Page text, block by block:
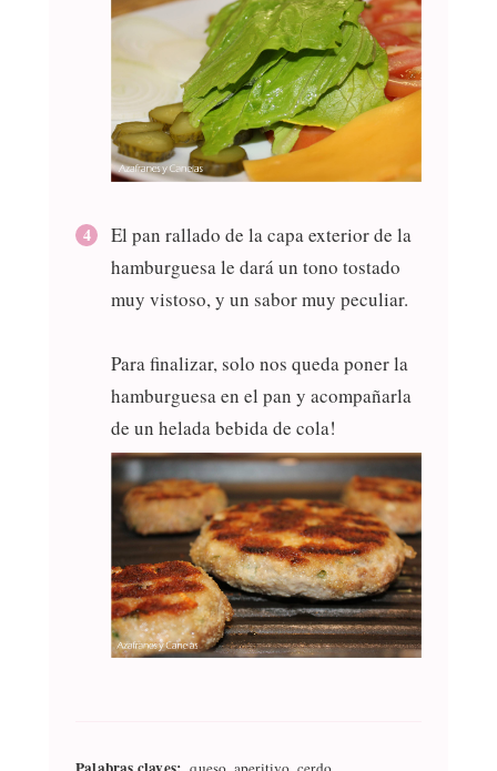
El pan rallado de la capa exterior de la
hamburguesa le dará un tono tostado
muy vistoso, y un sabor muy peculiar.
Para finalizar, solo nos queda poner la
hamburguesa en el pan y acompañarla
de un helada bebida de cola!